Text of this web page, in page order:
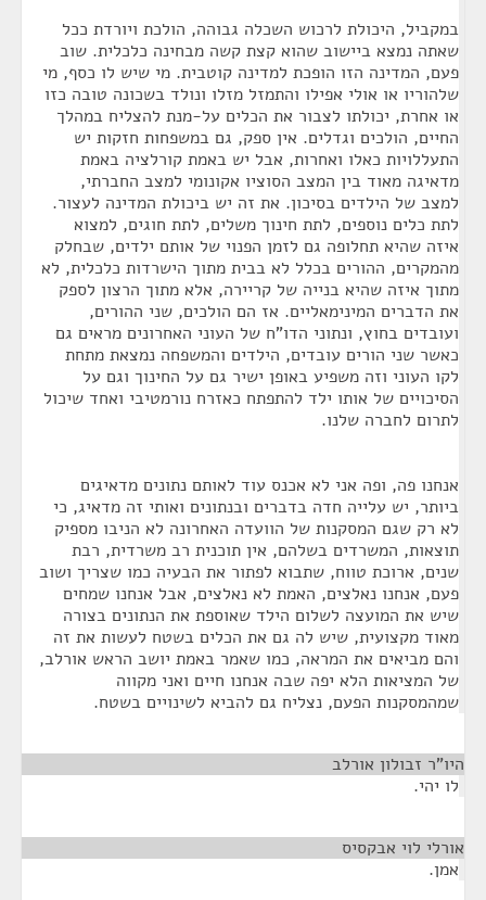
במקביל, היכולת לרכוש השכלה גבוהה, הולכת ויורדת ככל
שאתה נמצא ביישוב שהוא קצת קשה מבחינה כלכלית. שוב
פעם, המדינה הזו הופכת למדינה קוטבית. מי שיש לו כסף, מי
שלהוריו או אולי אפילו והתמזל מזלו ונולד בשכונה טובה כזו
או אחרת, יכולתו לצבור את הכלים על-מנת להצליח במהלך
החיים, הולכים וגדלים. אין ספק, גם במשפחות חזקות יש
התעללויות כאלו ואחרות, אבל יש באמת קורלציה באמת
מדאיגה מאוד בין המצב הסוציו אקונומי למצב החברתי,
למצב של הילדים בסיכון. את זה יש ביכולת המדינה לעצור.
לתת כלים נוספים, לתת חינוך משלים, לתת חוגים, למצוא
איזה שהיא תחלופה גם לזמן הפנוי של אותם ילדים, שבחלק
מהמקרים, ההורים בכלל לא בבית מתוך הישרדות כלכלית, לא
מתוך איזה שהיא בנייה של קריירה, אלא מתוך הרצון לספק
את הדברים המינימאליים. אז הם הולכים, שני ההורים,
ועובדים בחוץ, ונתוני הדו"ח של העוני האחרונים מראים גם
כאשר שני הורים עובדים, הילדים והמשפחה נמצאת מתחת
לקו העוני וזה משפיע באופן ישיר גם על החינוך וגם על
הסיכויים של אותו ילד להתפתח כאזרח נורמטיבי ואחד שיכול
לתרום לחברה שלנו.
אנחנו פה, ופה אני לא אכנס עוד לאותם נתונים מדאיגים
ביותר, יש עלייה חדה בדברים ובנתונים ואותי זה מדאיג, כי
לא רק שגם המסקנות של הוועדה האחרונה לא הניבו מספיק
תוצאות, המשרדים בשלהם, אין תוכנית רב משרדית, רבת
שנים, ארוכת טווח, שתבוא לפתור את הבעיה כמו שצריך ושוב
פעם, אנחנו נאלצים, האמת לא נאלצים, אבל אנחנו שמחים
שיש את המועצה לשלום הילד שאוספת את הנתונים בצורה
מאוד מקצועית, שיש לה גם את הכלים בשטח לעשות את זה
והם מביאים את המראה, כמו שאמר באמת יושב הראש אורלב,
של המציאות הלא יפה שבה אנחנו חיים ואני מקווה
שמהמסקנות הפעם, נצליח גם להביא לשינויים בשטח.
היו"ר זבולון אורלב
לו יהי.
אורלי לוי אבקסיס
אמן.